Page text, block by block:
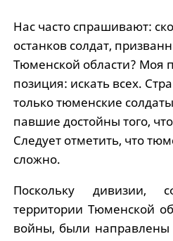
Нас часто спрашивают:
останков солдат,
Тюменской области? Моя
позиция: искать всех.
только тюменские
павшие достойны того,
Следует отметить, что
сложно.
Поскольку дивизии,
территории Тюменской
войны, были направлены